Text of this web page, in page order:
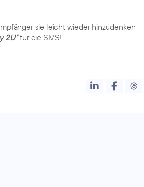
sie leicht wieder hinzudenken
2U"für die SMS!